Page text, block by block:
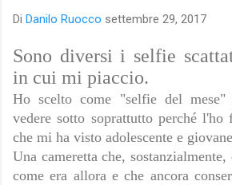
Di Danilo Ruocco settembre 29, 2017
Sono diversi i selfie
in cui mi piaccio.
Ho scelto come "selfie del
vedere sotto soprattutto perché l'ho
che mi ha visto adolescente e
Una cameretta che,
come era allora e che ancora